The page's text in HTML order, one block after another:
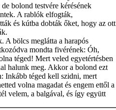
bolond testvére kérésének
A rablók elfogták,
és kútba dobták őket, hogy az ott
A bölcs meglátta a harapós
mondta fivérének: Óh,
téged! Mert veled egyetértésben
halunk meg. Akkor a bolond ezt
Inkább téged kell szidni, mert
volna magadat és engem ettől a
velem, a balgával, és így együtt